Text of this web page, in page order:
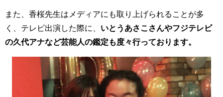
また、香桜先生はメディアにも取り上げられることが多
く、テレビ出演した際に、 いとうあさこさんやフジテレビ
の久代アナなど芸能人の鑑定も度々行っております。